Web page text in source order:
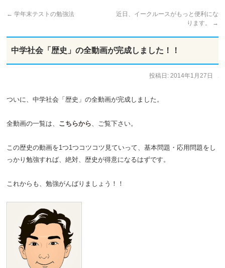
← 学年末テストの勉強法
近日、イークルースがもっと便利にな
ります。
→
中学社会「歴史」の全動画が完成しました！！
投稿日: 2014年1月27日
ついに、中学社会「歴史」の全動画が完成しました。
全動画の一覧は、 こちらから、ご覧下さい。
この歴史の動画を1つ1つコツコツ見ていって、基本問題・応用問題をし
っかり勉強すれば、絶対、歴史が得意になるはずです。
これからも、勉強がんばりましょう！！